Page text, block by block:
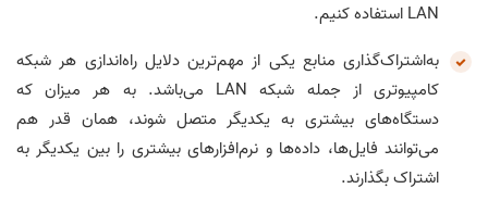
LAN استفاده کنیم.
به‌اشتراک‌گذاری منابع یکی از مهم‌ترین دلایل راه‌اندازی هر شبکه
کامپیوتری از جمله شبکه LAN می‌باشد. به هر میزان که
دستگاه‌های بیشتری به یکدیگر متصل شوند، همان قدر هم
می‌توانند فایل‌ها، داده‌ها و نرم‌افزارهای بیشتری را بین یکدیگر به
اشتراک بگذارند.